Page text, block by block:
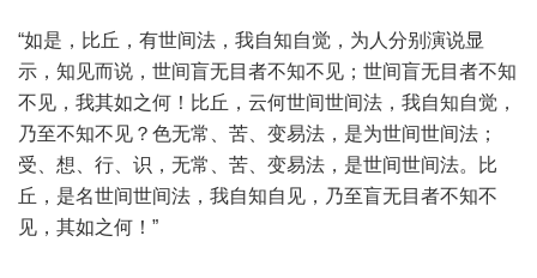
“如是，比丘，有世间法，我自知自觉，为人分别演说显
示，知见而说，世间盲无目者不知不见；世间盲无目者不知
不见，我其如之何！比丘，云何世间世间法，我自知自觉，
乃至不知不见？色无常、苦、变易法，是为世间世间法；
受、想、行、识，无常、苦、变易法，是世间世间法。比
丘，是名世间世间法，我自知自见，乃至盲无目者不知不
见，其如之何！”